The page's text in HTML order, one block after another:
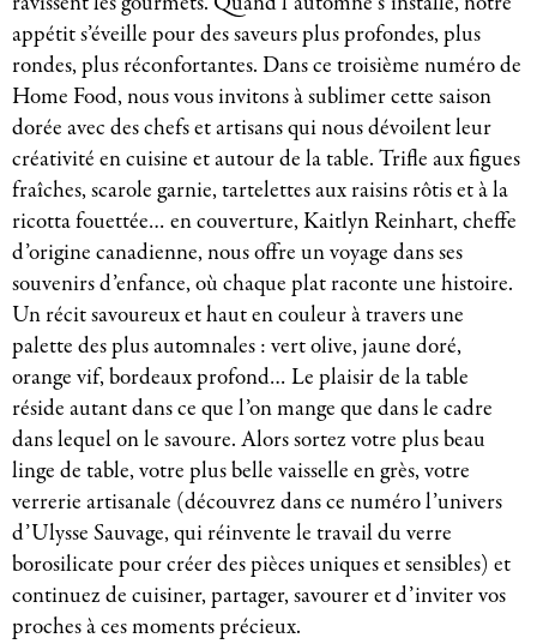
appétit s’éveille pour des saveurs plus profondes, plus
rondes, plus réconfortantes. Dans ce troisième numéro de
Home Food, nous vous invitons à sublimer cette saison
dorée avec des chefs et artisans qui nous dévoilent leur
créativité en cuisine et autour de la table. Trifle aux figues
fraîches, scarole garnie, tartelettes aux raisins rôtis et à la
ricotta fouettée… en couverture, Kaitlyn Reinhart, cheffe
d’origine canadienne, nous offre un voyage dans ses
souvenirs d’enfance, où chaque plat raconte une histoire.
Un récit savoureux et haut en couleur à travers une
palette des plus automnales : vert olive, jaune doré,
orange vif, bordeaux profond… Le plaisir de la table
réside autant dans ce que l’on mange que dans le cadre
dans lequel on le savoure. Alors sortez votre plus beau
linge de table, votre plus belle vaisselle en grès, votre
verrerie artisanale (découvrez dans ce numéro l’univers
d’Ulysse Sauvage, qui réinvente le travail du verre
borosilicate pour créer des pièces uniques et sensibles) et
continuez de cuisiner, partager, savourer et d’inviter vos
proches à ces moments précieux.